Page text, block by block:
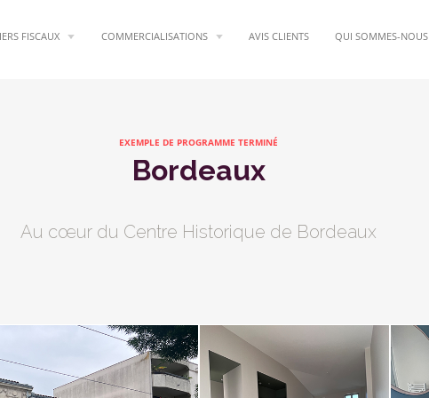
QUI SOMMES-NOUS
AVIS CLIENTS
COMMERCIALISATIONS
FISCAUX
EXEMPLE DE PROGRAMME TERMINÉ
Bordeaux
Au cœur du Centre Historique de Bordeaux